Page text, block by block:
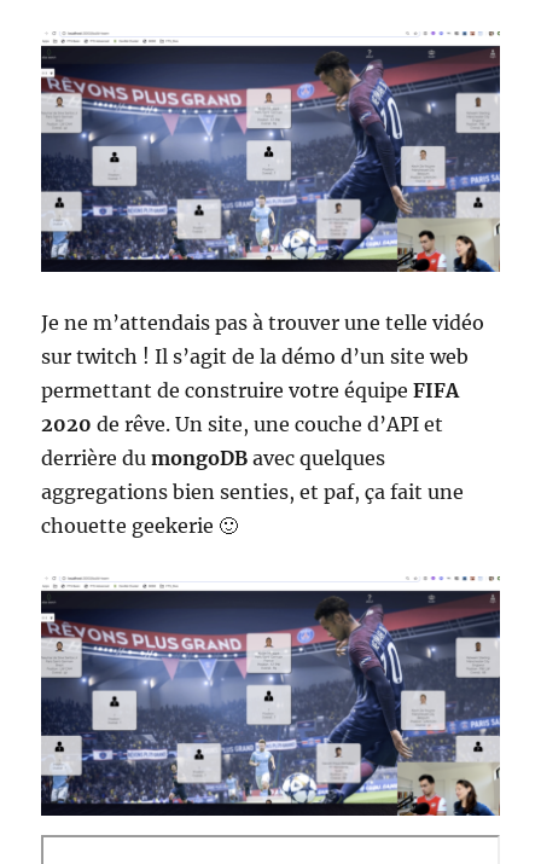
Je ne m’attendais pas à trouver une telle vidéo
sur twitch ! Il s’agit de la démo d’un site web
permettant de construire votre équipeFIFA
2020 de rêve. Un site, une couche d’API et
derrière dumongoDB avec quelques
aggregations bien senties, et paf, ça fait une
chouette geekerie 🙂